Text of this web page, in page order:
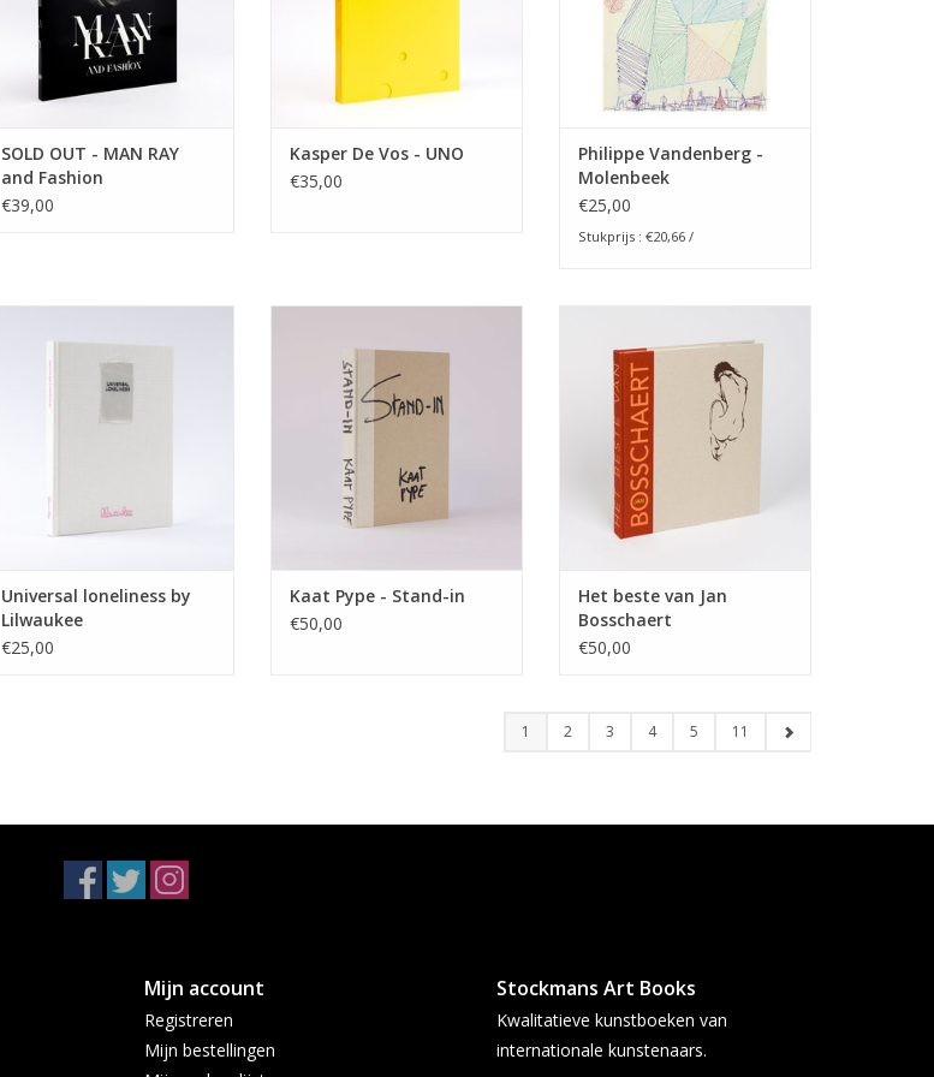
SOLD OUT - MAN RAY
and Fashion
€39,00
Kasper De Vos - UNO
€35,00
TOEVOEGEN AAN WINKELWAGEN
Philippe Vandenberg -
Molenbeek
€25,00
Stukprijs : €20,66 /
Universal loneliness by
Lilwaukee
€25,00
TOEVOEGEN AAN WINKELWAGEN
Kaat Pype - Stand-in
€50,00
TOEVOEGEN AAN WINKELWAGEN
Het beste van Jan
Bosschaert
€50,00
1 2 3 4 5 11
Mijn account
Registreren
Mijn bestellingen
Stockmans Art Books
Kwalitatieve kunstboeken van
internationale kunstenaars.